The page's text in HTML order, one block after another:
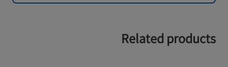
Related products